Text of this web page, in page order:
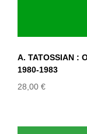
A. TATOSSIAN :
1980-1983
28,00 €